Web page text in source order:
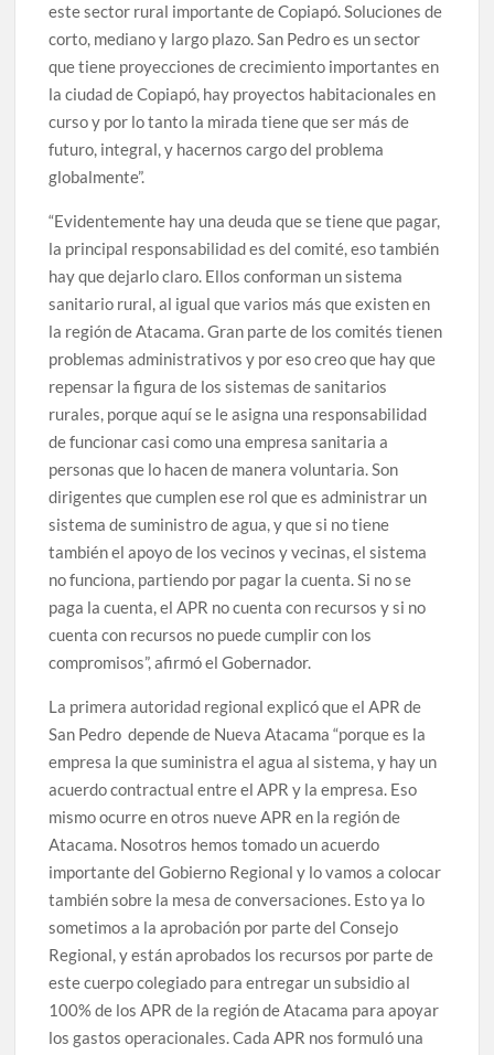
este sector rural importante de Copiapó. Soluciones de
corto, mediano y largo plazo. San Pedro es un sector
que tiene proyecciones de crecimiento importantes en
la ciudad de Copiapó, hay proyectos habitacionales en
curso y por lo tanto la mirada tiene que ser más de
futuro, integral, y hacernos cargo del problema
globalmente”.
“Evidentemente hay una deuda que se tiene que pagar,
la principal responsabilidad es del comité, eso también
hay que dejarlo claro. Ellos conforman un sistema
sanitario rural, al igual que varios más que existen en
la región de Atacama. Gran parte de los comités tienen
problemas administrativos y por eso creo que hay que
repensar la figura de los sistemas de sanitarios
rurales, porque aquí se le asigna una responsabilidad
de funcionar casi como una empresa sanitaria a
personas que lo hacen de manera voluntaria. Son
dirigentes que cumplen ese rol que es administrar un
sistema de suministro de agua, y que si no tiene
también el apoyo de los vecinos y vecinas, el sistema
no funciona, partiendo por pagar la cuenta. Si no se
paga la cuenta, el APR no cuenta con recursos y si no
cuenta con recursos no puede cumplir con los
compromisos”, afirmó el Gobernador.
La primera autoridad regional explicó que el APR de
San Pedro depende de Nueva Atacama “porque es la
empresa la que suministra el agua al sistema, y hay un
acuerdo contractual entre el APR y la empresa. Eso
mismo ocurre en otros nueve APR en la región de
Atacama. Nosotros hemos tomado un acuerdo
importante del Gobierno Regional y lo vamos a colocar
también sobre la mesa de conversaciones. Esto ya lo
sometimos a la aprobación por parte del Consejo
Regional, y están aprobados los recursos por parte de
este cuerpo colegiado para entregar un subsidio al
100% de los APR de la región de Atacama para apoyar
los gastos operacionales. Cada APR nos formuló una